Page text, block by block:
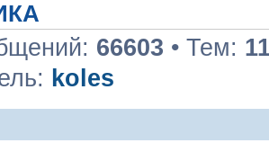
66603 • Тем:
koles